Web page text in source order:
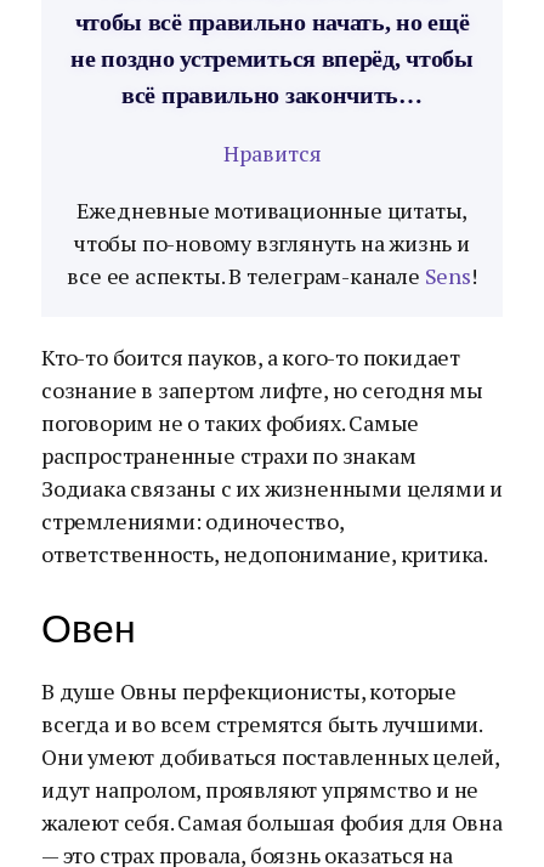
чтобы всё правильно начать, но ещё
не поздно устремиться вперёд, чтобы
всё правильно закончить…
Нравится
Ежедневные мотивационные цитаты,
чтобы по-новому взглянуть на жизнь и
все ее аспекты. В телеграм-канале Sens!
Кто-то боится пауков, а кого-то покидает
сознание в запертом лифте, но сегодня мы
поговорим не о таких фобиях. Самые
распространенные страхи по знакам
Зодиака связаны с их жизненными целями и
стремлениями: одиночество,
ответственность, недопонимание, критика.
Овен
В душе Овны перфекционисты, которые
всегда и во всем стремятся быть лучшими.
Они умеют добиваться поставленных целей,
идут напролом, проявляют упрямство и не
жалеют себя. Самая большая фобия для Овна
— это страх провала, боязнь оказаться на